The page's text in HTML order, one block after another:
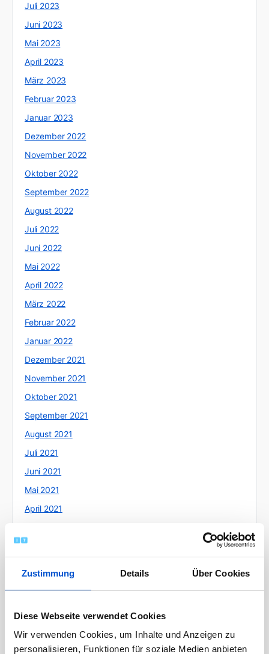
Zustimmung Details Über Cookies
Diese Webseite verwendet Cookies
Wir verwenden Cookies, um Inhalte und Anzeigen zu
personalisieren, Funktionen für soziale Medien anbieten
Juli 2023
Juni 2023
Mai 2023
April 2023
März 2023
Februar 2023
Januar 2023
Dezember 2022
November 2022
Oktober 2022
September 2022
August 2022
Juli 2022
Juni 2022
Mai 2022
April 2022
März 2022
Februar 2022
Januar 2022
Dezember 2021
November 2021
Oktober 2021
September 2021
August 2021
Juli 2021
Juni 2021
Mai 2021
April 2021
Februar 2021
Oktober 2020
September 2020